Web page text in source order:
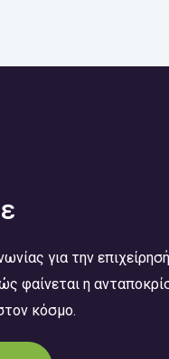
για την
φαίνεται η
κόσμο.